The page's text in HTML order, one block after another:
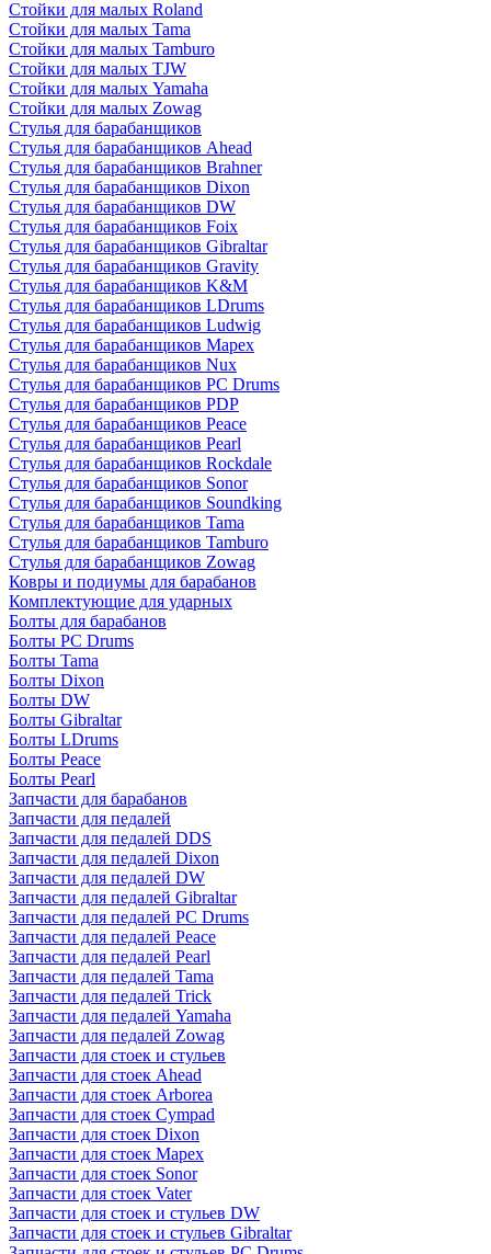
Стойки для малых Roland
Стойки для малых Tama
Стойки для малых Tamburo
Стойки для малых TJW
Стойки для малых Yamaha
Стойки для малых Zowag
Стулья для барабанщиков
Стулья для барабанщиков Ahead
Стулья для барабанщиков Brahner
Стулья для барабанщиков Dixon
Стулья для барабанщиков DW
Стулья для барабанщиков Foix
Стулья для барабанщиков Gibraltar
Стулья для барабанщиков Gravity
Стулья для барабанщиков K&M
Стулья для барабанщиков LDrums
Стулья для барабанщиков Ludwig
Стулья для барабанщиков Mapex
Стулья для барабанщиков Nux
Стулья для барабанщиков PC Drums
Стулья для барабанщиков PDP
Стулья для барабанщиков Peace
Стулья для барабанщиков Pearl
Стулья для барабанщиков Rockdale
Стулья для барабанщиков Sonor
Стулья для барабанщиков Soundking
Стулья для барабанщиков Tama
Стулья для барабанщиков Tamburo
Стулья для барабанщиков Zowag
Ковры и подиумы для барабанов
Комплектующие для ударных
Болты для барабанов
Болты PC Drums
Болты Tama
Болты Dixon
Болты DW
Болты Gibraltar
Болты LDrums
Болты Peace
Болты Pearl
Запчасти для барабанов
Запчасти для педалей
Запчасти для педалей DDS
Запчасти для педалей Dixon
Запчасти для педалей DW
Запчасти для педалей Gibraltar
Запчасти для педалей PC Drums
Запчасти для педалей Peace
Запчасти для педалей Pearl
Запчасти для педалей Tama
Запчасти для педалей Trick
Запчасти для педалей Yamaha
Запчасти для педалей Zowag
Запчасти для стоек и стульев
Запчасти для стоек Ahead
Запчасти для стоек Arborea
Запчасти для стоек Cympad
Запчасти для стоек Dixon
Запчасти для стоек Mapex
Запчасти для стоек Sonor
Запчасти для стоек Vater
Запчасти для стоек и стульев DW
Запчасти для стоек и стульев Gibraltar